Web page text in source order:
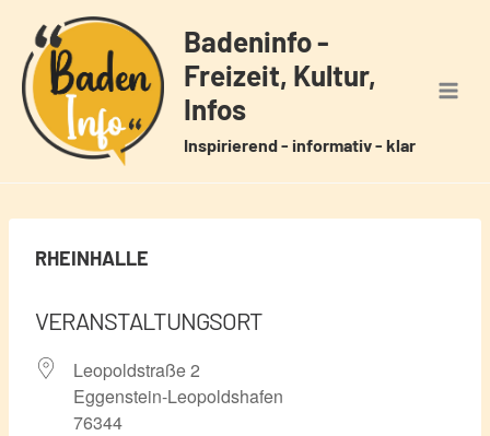
Inhalt
springen
Badeninfo -
Freizeit, Kultur,
Infos
Inspirierend - informativ - klar
RHEINHALLE
VERANSTALTUNGSORT
Leopoldstraße 2
Eggenstein-Leopoldshafen
76344